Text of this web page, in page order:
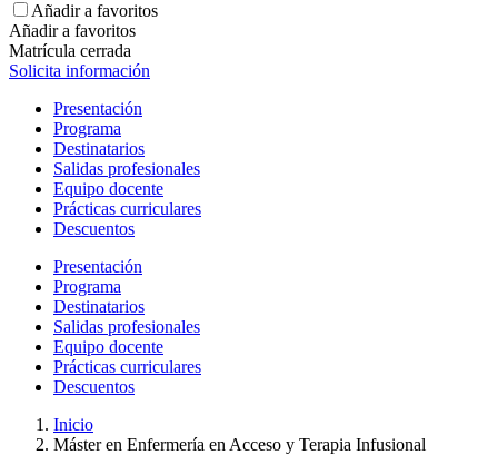
Añadir a favoritos
Añadir a favoritos
Matrícula cerrada
Solicita información
Presentación
Programa
Destinatarios
Salidas profesionales
Equipo docente
Prácticas curriculares
Descuentos
Presentación
Programa
Destinatarios
Salidas profesionales
Equipo docente
Prácticas curriculares
Descuentos
Inicio
Máster en Enfermería en Acceso y Terapia Infusional